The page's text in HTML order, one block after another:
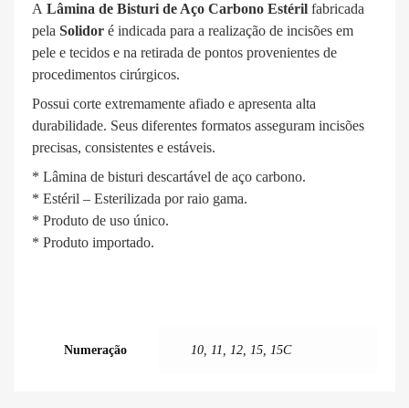
A Lâmina de Bisturi de Aço Carbono Estéril fabricada
pela Solidor é indicada para a realização de incisões em
pele e tecidos e na retirada de pontos provenientes de
procedimentos cirúrgicos.
Possui corte extremamente afiado e apresenta alta
durabilidade. Seus diferentes formatos asseguram incisões
precisas, consistentes e estáveis.
* Lâmina de bisturi descartável de aço carbono.
* Estéril – Esterilizada por raio gama.
* Produto de uso único.
* Produto importado.
Numeração 10, 11, 12, 15, 15C